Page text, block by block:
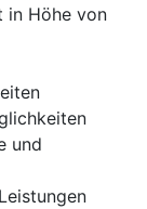
in Höhe von
und